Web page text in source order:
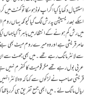
استقبال دکھایا گیا اگر اپ لوڈ ہو سکا تو کمنٹ میں
اسکے بعد ریسیپشن پہ رش لگ گیا کیونکہ یہاں
میں رش کم ہونے کے انتظار میں باہر آگیا جہاں
عامر قریشی ہے اور وہ میرے روم میٹ بھی
سے لائٹر مانگ رہے تھے ۔ میں بھی جھٹ سے
عربی بول رہے تھے مگر قومیت کا کنفرم نہیں
قریشی صاحب نے لڑکوں سے کہا کہ وہ لائٹر
ریال مانگ لئے۔ میں ابھی جمع تفریق ہی کر